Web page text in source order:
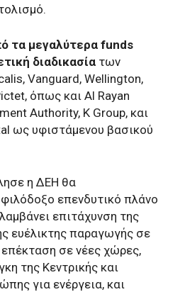
τα μεγαλύτερα funds
διαδικασία των
Vanguard, Wellington,
όπως και Al Rayan
Authority, K Group, και
ως υφιστάμενου βασικού
η ΔΕΗ θα
επενδυτικό πλάνο
επιτάχυνση της
ευέλικτης παραγωγής σε
επέκταση σε νέες χώρες,
της Κεντρικής και
για ενέργεια, και